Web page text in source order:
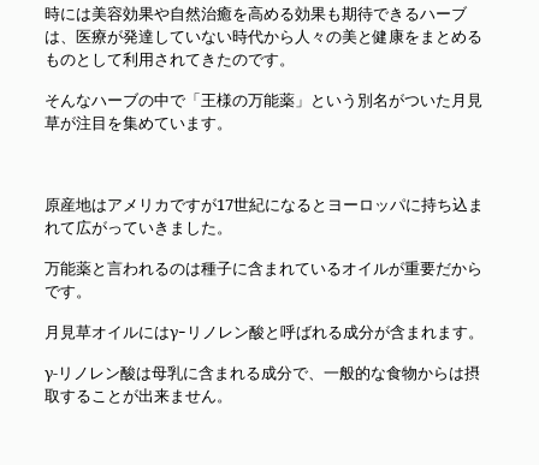
時には美容効果や自然治癒を高める効果も期待できるハーブ
は、医療が発達していない時代から人々の美と健康をまとめる
ものとして利用されてきたのです。
そんなハーブの中で「王様の万能薬」という別名がついた月見
草が注目を集めています。
原産地はアメリカですが17世紀になるとヨーロッパに持ち込ま
れて広がっていきました。
万能薬と言われるのは種子に含まれているオイルが重要だから
です。
月見草オイルにはγｰリノレン酸と呼ばれる成分が含まれます。
γ-リノレン酸は母乳に含まれる成分で、一般的な食物からは摂
取することが出来ません。